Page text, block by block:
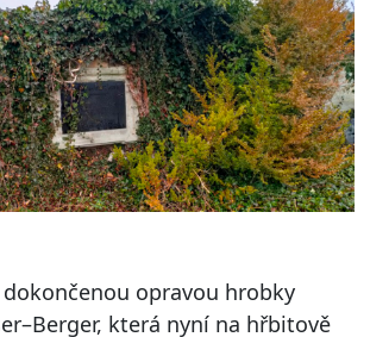
opravou hrobky
která nyní na hřbitově